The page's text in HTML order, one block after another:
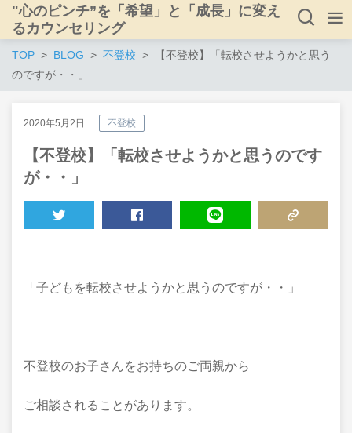
"心のピンチ”を「希望」と「成長」に変え
るカウンセリング
TOP BLOG 不登校
【不登校】「転校させようかと思う
のですが・・」
2020年5月2日 不登校
【不登校】「転校させようかと思うのです
が・・」
「子どもを転校させようかと思うのですが・・」
不登校のお子さんをお持ちのご両親から
ご相談されることがあります。